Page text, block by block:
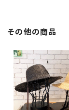
その他の商品